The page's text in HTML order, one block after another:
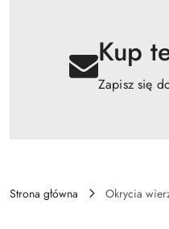
Kup
Zapisz się
Strona główna
Okrycia